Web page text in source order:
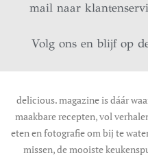
mail naar
Volg ons en blijf op
delicious. magazine is dáár
maakbare recepten, vol
eten en fotografie om bij te
missen, de mooiste